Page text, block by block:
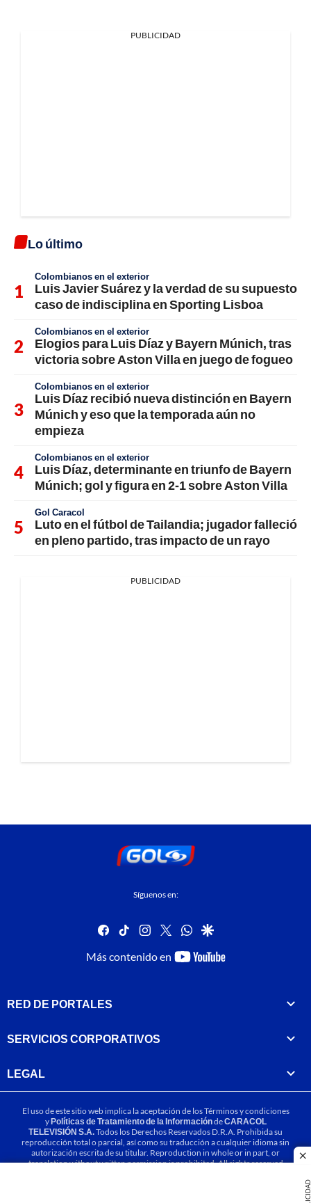
PUBLICIDAD
Lo último
Colombianos en el exterior
Luis Javier Suárez y la verdad de su supuesto
caso de indisciplina en Sporting Lisboa
Colombianos en el exterior
Elogios para Luis Díaz y Bayern Múnich, tras
victoria sobre Aston Villa en juego de fogueo
Colombianos en el exterior
Luis Díaz recibió nueva distinción en Bayern
Múnich y eso que la temporada aún no
empieza
Colombianos en el exterior
Luis Díaz, determinante en triunfo de Bayern
Múnich; gol y figura en 2-1 sobre Aston Villa
Gol Caracol
Luto en el fútbol de Tailandia; jugador falleció
en pleno partido, tras impacto de un rayo
PUBLICIDAD
Síguenos en:
facebook
tiktok instagram
twitterwhatsapp
google
Más contenido en
youtube-
RED DE PORTALES
SERVICIOS CORPORATIVOS
LEGAL
El uso de este sitio web implica la aceptación de losTérminos y condiciones
yPolíticas de Tratamiento de la InformacióndeCARACOL
TELEVISIÓN S.A.Todos los Derechos Reservados D.R.A. Prohibida su
reproducción total o parcial, así como su traducción a cualquier idioma sin
autorización escrita de su titular. Reproduction in whole or in part, or
translation without written permission is prohibited. All rights reserved